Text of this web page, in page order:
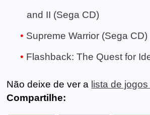
and II (Sega CD)
Supreme Warrior (Sega CD)
Flashback: The Quest for
Não deixe de ver a lista de
Compartilhe: